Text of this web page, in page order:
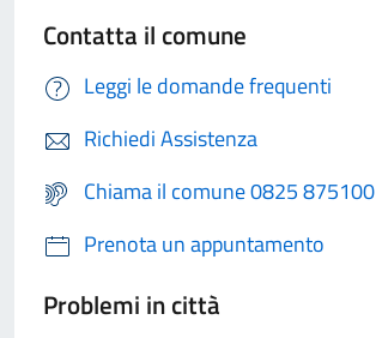
Contatta il comune
Leggi le domande frequenti
Richiedi Assistenza
Chiama il comune 0825 875100
Prenota un appuntamento
Problemi in città